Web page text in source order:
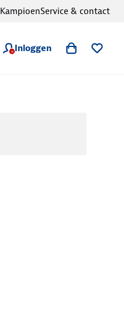
Inloggen
KampioenService & contact